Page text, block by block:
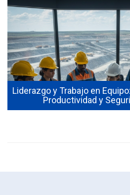
Liderazgo y Trabajo en
Productividad y